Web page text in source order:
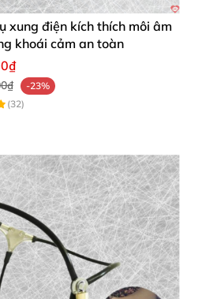
xung điện kích thích môi âm
khoái cảm an toàn
-23%
(32)